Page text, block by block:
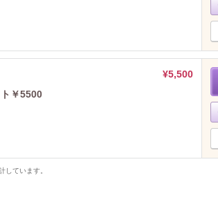
¥5,500
￥5500
しています。